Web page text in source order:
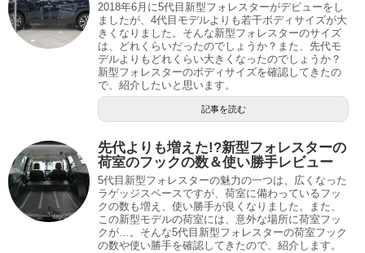
2018年6月に5代目新型フォレスターがデビューをし
ましたが、4代目モデルよりも若干ボディサイズが大
きくなりました。そんな新型フォレスターのサイズ
は、どれくらいだったのでしょうか？また、先代モ
デルよりもどれくらい大きくなったのでしょうか？
新型フォレスターのボディサイズを確認してきたの
で、紹介したいと思います。
記事を読む
先代よりも増えた!?新型フォレスターの
荷室のフックの数＆使い勝手レビュー
5代目新型フォレスターの魅力の一つは、広くなった
ラゲッジスペースですが、荷室に備わっているフッ
クの数も増え、使い勝手が良くなりました。また、
この新型モデルの荷室には、意外な場所に荷室フッ
クが…。そんな5代目新型フォレスターの荷室フック
の数や使い勝手を確認してきたので、紹介します。